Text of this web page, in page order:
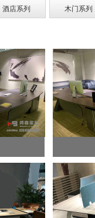
酒店系列 木门系列